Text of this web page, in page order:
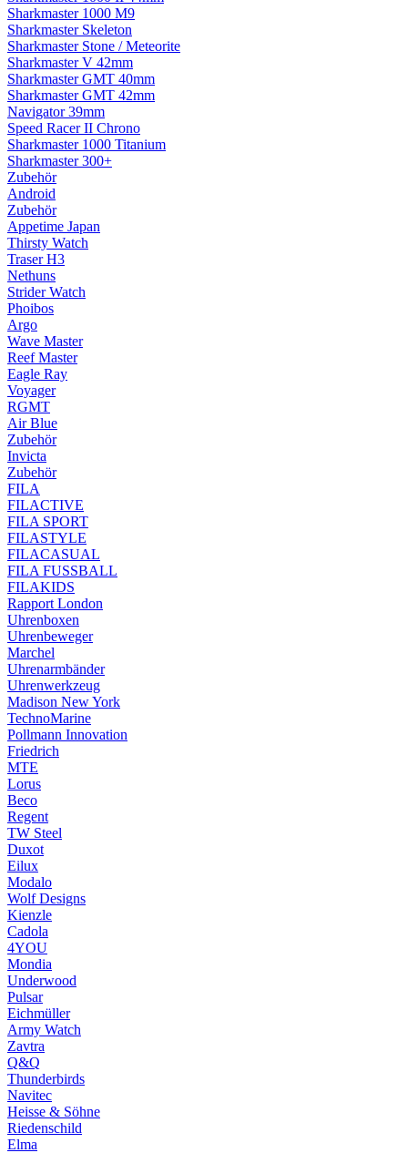
Sharkmaster 1000 M9
Sharkmaster Skeleton
Sharkmaster Stone / Meteorite
Sharkmaster V 42mm
Sharkmaster GMT 40mm
Sharkmaster GMT 42mm
Navigator 39mm
Speed Racer II Chrono
Sharkmaster 1000 Titanium
Sharkmaster 300+
Zubehör
Android
Zubehör
Appetime Japan
Thirsty Watch
Traser H3
Nethuns
Strider Watch
Phoibos
Argo
Wave Master
Reef Master
Eagle Ray
Voyager
RGMT
Air Blue
Zubehör
Invicta
Zubehör
FILA
FILACTIVE
FILA SPORT
FILASTYLE
FILACASUAL
FILA FUSSBALL
FILAKIDS
Rapport London
Uhrenboxen
Uhrenbeweger
Marchel
Uhrenarmbänder
Uhrenwerkzeug
Madison New York
TechnoMarine
Pollmann Innovation
Friedrich
MTE
Lorus
Beco
Regent
TW Steel
Duxot
Eilux
Modalo
Wolf Designs
Kienzle
Cadola
4YOU
Mondia
Underwood
Pulsar
Eichmüller
Army Watch
Zavtra
Q&Q
Thunderbirds
Navitec
Heisse & Söhne
Riedenschild
Elma